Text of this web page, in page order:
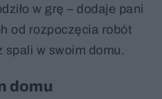
w grę – dodaje pani
od rozpoczęcia robót
spali w swoim domu.
domu